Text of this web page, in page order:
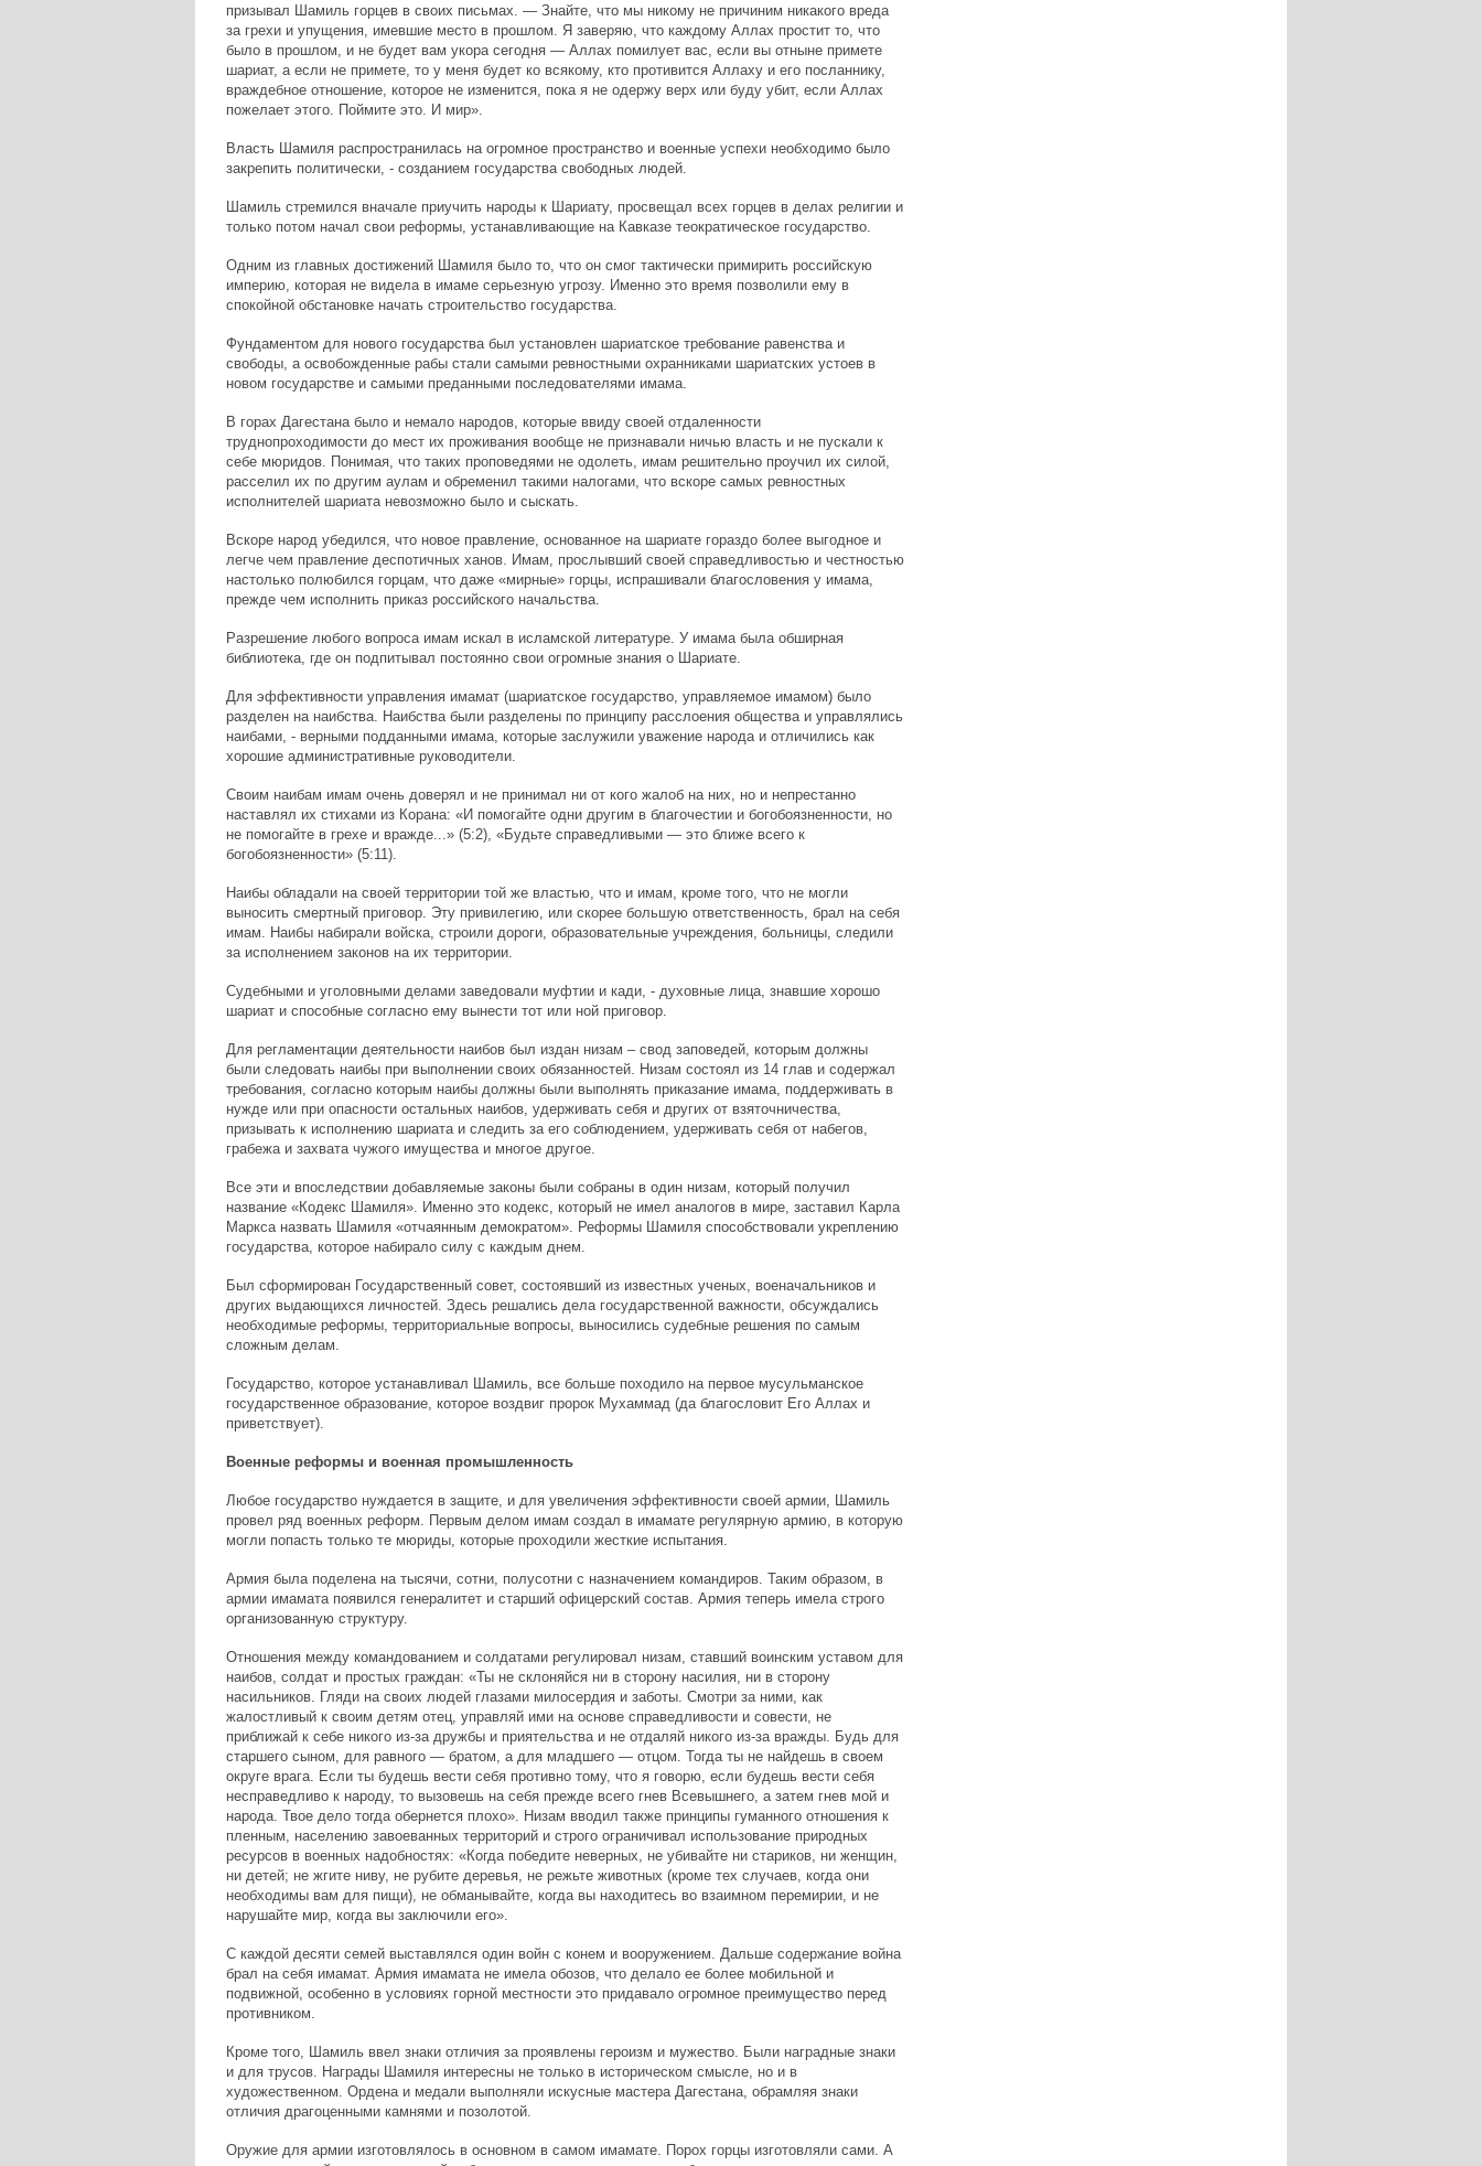
призывал Шамиль горцев в своих письмах. — Знайте, что мы никому не причиним никакого вреда
за грехи и упущения, имевшие место в прошлом. Я заверяю, что каждому Аллах простит то, что
было в прошлом, и не будет вам укора сегодня — Аллах помилует вас, если вы отныне примете
шариат, а если не примете, то у меня будет ко всякому, кто противится Аллаху и его посланнику,
враждебное отношение, которое не изменится, пока я не одержу верх или буду убит, если Аллах
пожелает этого. Поймите это. И мир».
Власть Шамиля распространилась на огромное пространство и военные успехи необходимо было
закрепить политически, - созданием государства свободных людей.
Шамиль стремился вначале приучить народы к Шариату, просвещал всех горцев в делах религии и
только потом начал свои реформы, устанавливающие на Кавказе теократическое государство.
Одним из главных достижений Шамиля было то, что он смог тактически примирить российскую
империю, которая не видела в имаме серьезную угрозу. Именно это время позволили ему в
спокойной обстановке начать строительство государства.
Фундаментом для нового государства был установлен шариатское требование равенства и
свободы, а освобожденные рабы стали самыми ревностными охранниками шариатских устоев в
новом государстве и самыми преданными последователями имама.
В горах Дагестана было и немало народов, которые ввиду своей отдаленности
труднопроходимости до мест их проживания вообще не признавали ничью власть и не пускали к
себе мюридов. Понимая, что таких проповедями не одолеть, имам решительно проучил их силой,
расселил их по другим аулам и обременил такими налогами, что вскоре самых ревностных
исполнителей шариата невозможно было и сыскать.
Вскоре народ убедился, что новое правление, основанное на шариате гораздо более выгодное и
легче чем правление деспотичных ханов. Имам, прослывший своей справедливостью и честностью
настолько полюбился горцам, что даже «мирные» горцы, испрашивали благословения у имама,
прежде чем исполнить приказ российского начальства.
Разрешение любого вопроса имам искал в исламской литературе. У имама была обширная
библиотека, где он подпитывал постоянно свои огромные знания о Шариате.
Для эффективности управления имамат (шариатское государство, управляемое имамом) было
разделен на наибства. Наибства были разделены по принципу расслоения общества и управлялись
наибами, - верными подданными имама, которые заслужили уважение народа и отличились как
хорошие административные руководители.
Своим наибам имам очень доверял и не принимал ни от кого жалоб на них, но и непрестанно
наставлял их стихами из Корана: «И помогайте одни другим в благочестии и богобоязненности, но
не помогайте в грехе и вражде...» (5:2), «Будьте справедливыми — это ближе всего к
богобоязненности» (5:11).
Наибы обладали на своей территории той же властью, что и имам, кроме того, что не могли
выносить смертный приговор. Эту привилегию, или скорее большую ответственность, брал на себя
имам. Наибы набирали войска, строили дороги, образовательные учреждения, больницы, следили
за исполнением законов на их территории.
Судебными и уголовными делами заведовали муфтии и кади, - духовные лица, знавшие хорошо
шариат и способные согласно ему вынести тот или ной приговор.
Для регламентации деятельности наибов был издан низам – свод заповедей, которым должны
были следовать наибы при выполнении своих обязанностей. Низам состоял из 14 глав и содержал
требования, согласно которым наибы должны были выполнять приказание имама, поддерживать в
нужде или при опасности остальных наибов, удерживать себя и других от взяточничества,
призывать к исполнению шариата и следить за его соблюдением, удерживать себя от набегов,
грабежа и захвата чужого имущества и многое другое.
Все эти и впоследствии добавляемые законы были собраны в один низам, который получил
название «Кодекс Шамиля». Именно это кодекс, который не имел аналогов в мире, заставил Карла
Маркса назвать Шамиля «отчаянным демократом». Реформы Шамиля способствовали укреплению
государства, которое набирало силу с каждым днем.
Был сформирован Государственный совет, состоявший из известных ученых, военачальников и
других выдающихся личностей. Здесь решались дела государственной важности, обсуждались
необходимые реформы, территориальные вопросы, выносились судебные решения по самым
сложным делам.
Государство, которое устанавливал Шамиль, все больше походило на первое мусульманское
государственное образование, которое воздвиг пророк Мухаммад (да благословит Его Аллах и
приветствует).
Военные реформы и военная промышленность
Любое государство нуждается в защите, и для увеличения эффективности своей армии, Шамиль
провел ряд военных реформ. Первым делом имам создал в имамате регулярную армию, в которую
могли попасть только те мюриды, которые проходили жесткие испытания.
Армия была поделена на тысячи, сотни, полусотни с назначением командиров. Таким образом, в
армии имамата появился генералитет и старший офицерский состав. Армия теперь имела строго
организованную структуру.
Отношения между командованием и солдатами регулировал низам, ставший воинским уставом для
наибов, солдат и простых граждан: «Ты не склоняйся ни в сторону насилия, ни в сторону
насильников. Гляди на своих людей глазами милосердия и заботы. Смотри за ними, как
жалостливый к своим детям отец, управляй ими на основе справедливости и совести, не
приближай к себе никого из-за дружбы и приятельства и не отдаляй никого из-за вражды. Будь для
старшего сыном, для равного — братом, а для младшего — отцом. Тогда ты не найдешь в своем
округе врага. Если ты будешь вести себя противно тому, что я говорю, если будешь вести себя
несправедливо к народу, то вызовешь на себя прежде всего гнев Всевышнего, а затем гнев мой и
народа. Твое дело тогда обернется плохо». Низам вводил также принципы гуманного отношения к
пленным, населению завоеванных территорий и строго ограничивал использование природных
ресурсов в военных надобностях: «Когда победите неверных, не убивайте ни стариков, ни женщин,
ни детей; не жгите ниву, не рубите деревья, не режьте животных (кроме тех случаев, когда они
необходимы вам для пищи), не обманывайте, когда вы находитесь во взаимном перемирии, и не
нарушайте мир, когда вы заключили его».
С каждой десяти семей выставлялся один войн с конем и вооружением. Дальше содержание война
брал на себя имамат. Армия имамата не имела обозов, что делало ее более мобильной и
подвижной, особенно в условиях горной местности это придавало огромное преимущество перед
противником.
Кроме того, Шамиль ввел знаки отличия за проявлены героизм и мужество. Были наградные знаки
и для трусов. Награды Шамиля интересны не только в историческом смысле, но и в
художественном. Ордена и медали выполняли искусные мастера Дагестана, обрамляя знаки
отличия драгоценными камнями и позолотой.
Оружие для армии изготовлялось в основном в самом имамате. Порох горцы изготовляли сами. А